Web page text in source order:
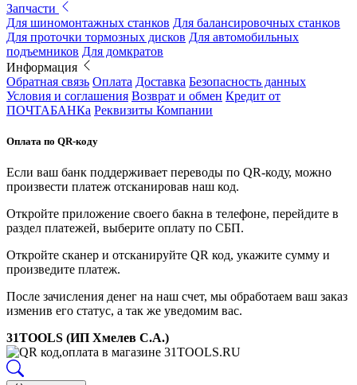
Запчасти
Для шиномонтажных станков Для балансировочных станков
Для проточки тормозных дисков Для автомобильных
подъемников Для домкратов
Информация
Обратная связь Оплата Доставка Безопасность данных
Условия и соглашения Возврат и обмен Кредит от
ПОЧТАБАНКа Реквизиты Компании
Оплата по QR-коду
Если ваш банк поддерживает переводы по QR-коду, можно
произвести платеж отсканировав наш код.
Откройте приложение своего бакна в телефоне, перейдите в
раздел платежей, выберите оплату по СБП.
Откройте сканер и отсканируйте QR код, укажите сумму и
произведите платеж.
После зачисления денег на наш счет, мы обработаем ваш заказ
изменив его статус, а так же уведомим вас.
31TOOLS (ИП Хмелев С.А.)